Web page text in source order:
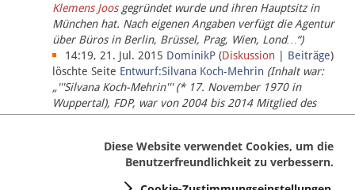
Klemens Joosgegründet wurde und ihren Hauptsitz in
München hat. Nach eigenen Angaben verfügt die Agentur
über Büros in Berlin, Brüssel, Prag, Wien, Lond…“)
14:19, 21. Jul. 2015 DominikP (Diskussion Beiträge)
löschte Seite Entwurf:Silvana Koch-Mehrin (Inhalt war:
„'''Silvana Koch-Mehrin''' (* 17. November 1970 in
Wuppertal), FDP, war von 2004 bis 2014 Mitglied des
Europäischen Parlaments, seit November 2014 ist sie für
Diese Website verwendet Cookies, um die
Benutzerfreundlichkeit zu verbessern.